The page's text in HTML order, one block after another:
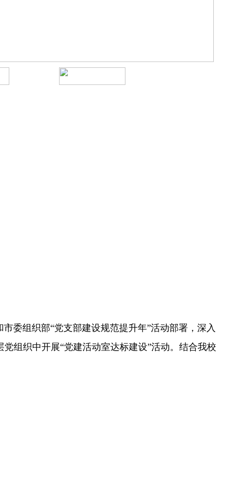
委组织部“党支部建设规范提升年”活动部署，深入
组织中开展“党建活动室达标建设”活动。结合我校